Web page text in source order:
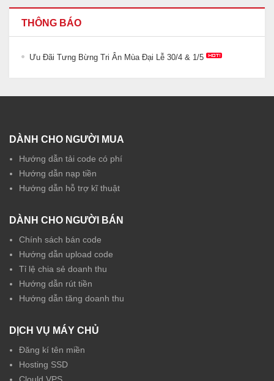
THÔNG BÁO
Ưu Đãi Tưng Bừng Tri Ân Mùa Đại Lễ 30/4 & 1/5
DÀNH CHO NGƯỜI MUA
Hướng dẫn tải code có phí
Hướng dẫn nạp tiền
Hướng dẫn hỗ trợ kĩ thuật
DÀNH CHO NGƯỜI BÁN
Chính sách bán code
Hướng dẫn upload code
Tỉ lệ chia sẻ doanh thu
Hướng dẫn rút tiền
Hướng dẫn tăng doanh thu
DỊCH VỤ MÁY CHỦ
Đăng kí tên miền
Hosting SSD
Clould VPS